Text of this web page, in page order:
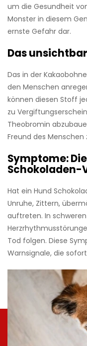
um die Gesundheit
Monster in diesem
ernste Gefahr dar.
Das
Das in der
den Menschen
können diesen Stoff
zu
Theobromin
Freund des
Symptome:
Hat ein Hund
Unruhe, Zittern,
auftreten. In
Tod folgen. Diese
Warnsignale, die